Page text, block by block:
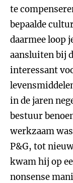
te
bepaalde
daarmee loop
aansluiten bij
interessant
in de jaren
bestuur
werkzaam
P&G, tot
kwam hij op
nonsense